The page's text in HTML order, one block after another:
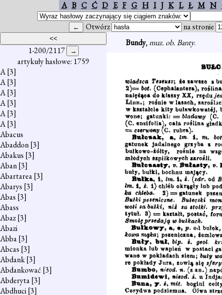
A B C Ć D E F G H I J K L Ł M N
Otwórz na stronie
1-200/2117
artykuły hasłowe: 1759
A[3]
A[3]
A[3]
A[3]
A[3]
A[3]
Abacus
Abaddon[3]
Abakus [3]
Aban[3]
Abartarea[3]
Abarys [3]
Abas [3]
Abass
Abaz[3]
Abazi
Abba[3]
Abcas [3]
Abdank[3]
Abdankować [3]
Abderyta[3]
Abdhuci[3]
Bundy,muz. ob. Banty.